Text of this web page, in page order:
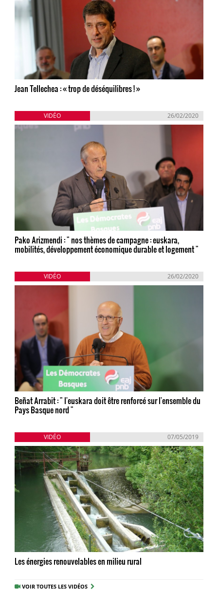
Jean Tellechea : « trop de déséquilibres ! »
VIDÉO 26/02/2020
Pako Arizmendi : " nos thèmes de campagne : euskara,
mobilités, développement économique durable et logement "
VIDÉO 26/02/2020
Beñat Arrabit : " l'euskara doit être renforcé sur l'ensemble du
Pays Basque nord "
VIDÉO 07/05/2019
Les énergies renouvelables en milieu rural
VOIR TOUTES LES VIDÉOS